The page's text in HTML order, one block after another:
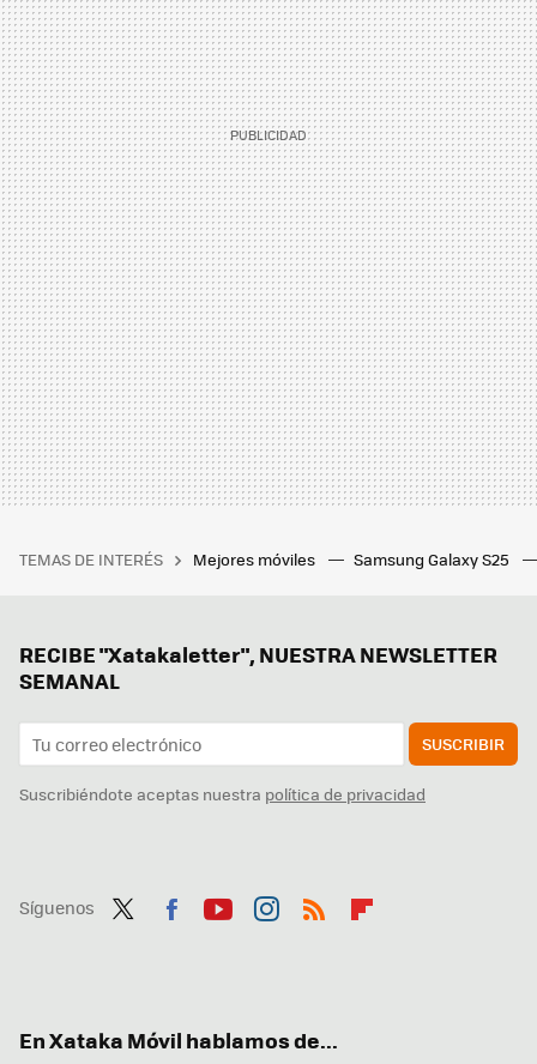
TEMAS DE INTERÉS Mejores móviles Samsung Galaxy S25
RECIBE "Xatakaletter", NUESTRA NEWSLETTER
SEMANAL
SUSCRIBIR
Suscribiéndote aceptas nuestra política de privacidad
Síguenos
En Xataka Móvil hablamos de...